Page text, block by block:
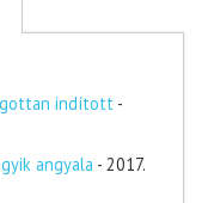
indított -
angyala - 2017.